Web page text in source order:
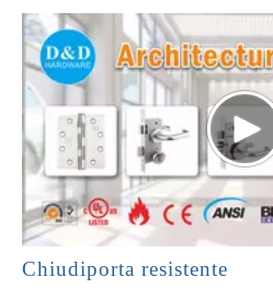
Chiudiporta resistente